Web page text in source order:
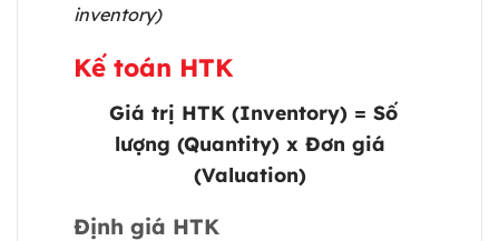
inventory)
Kế toán HTK
Giá trị HTK (Inventory) = Số
lượng (Quantity) x Đơn giá
(Valuation)
Định giá HTK